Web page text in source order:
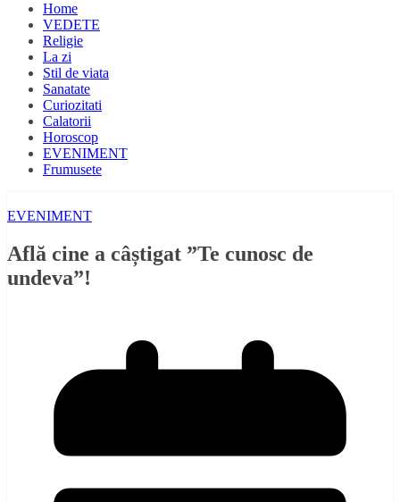
Home
VEDETE
Religie
La zi
Stil de viata
Sanatate
Curiozitati
Calatorii
Horoscop
EVENIMENT
Frumusete
EVENIMENT
Află cine a câștigat ”Te cunosc de
undeva”!